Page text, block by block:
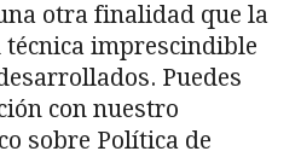
otra finalidad que la
imprescindible
Puedes
con nuestro
sobre Política de